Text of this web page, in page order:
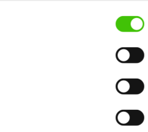
Optymalizacja zewnętrzna
Strategia SEO off-site to działania
Twoją stroną internetową, które
zwiększenie jej autorytetu.
elementem tej strategii jest